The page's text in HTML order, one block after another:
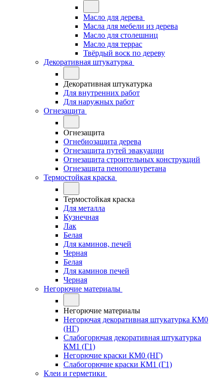
Масло для дерева
Масла для мебели из дерева
Масло для столешниц
Масло для террас
Твёрдый воск по дереву
Декоративная штукатурка
Декоративная штукатурка
Для внутренних работ
Для наружных работ
Огнезащита
Огнезащита
Огнебиозащита дерева
Огнезащита путей эвакуации
Огнезащита строительных конструкций
Огнезащита пенополиуретана
Термостойкая краска
Термостойкая краска
Для металла
Кузнечная
Лак
Белая
Для каминов, печей
Черная
Белая
Для каминов печей
Черная
Негорючие материалы
Негорючие материалы
Негорючая декоративная штукатурка КМ0
(НГ)
Слабогорючая декоративная штукатурка
КМ1 (Г1)
Негорючие краски КМ0 (НГ)
Слабогорючие краски КМ1 (Г1)
Клеи и герметики